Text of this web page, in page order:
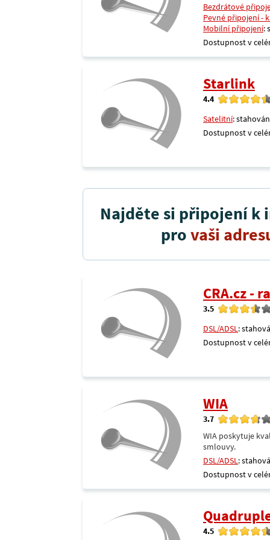
Bezdrátové
Pevné připojení -
Mobilní připojení:
Dostupnost v
Starlink
4.4
Satelitní:
Dostupnost v
Najděte si připojení k
provaši
CRA.cz -
3.5
DSL/ADSL:
Dostupnost v
WIA
3.7
WIA poskytuje
smlouvy.
DSL/ADSL:
Dostupnost v
4.5